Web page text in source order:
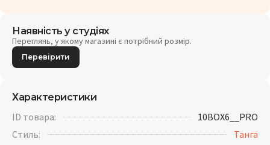
Наявність у студіях
Переглянь, у якому магазині є потрібний розмір.
Перевірити
Характеристики
ID товара:
10BOX6__PRO
Стиль:
Танга